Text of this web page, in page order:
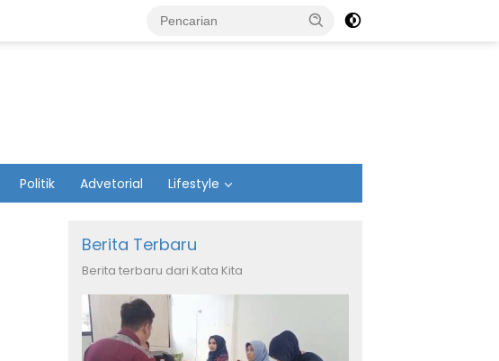
Politik Advetorial Lifestyle
Berita Terbaru
Berita terbaru dari Kata Kita